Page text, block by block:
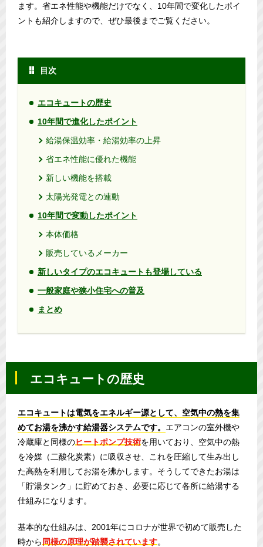
ます。省エネ性能や機能だけでなく、10年間で変化したポイ
ントも紹介しますので、ぜひ最後までご覧ください。
目次
エコキュートの歴史
10年間で進化したポイント
給湯保温効率・給湯効率の上昇
省エネ性能に優れた機能
新しい機能を搭載
太陽光発電との連動
10年間で変動したポイント
本体価格
販売しているメーカー
新しいタイプのエコキュートも登場している
一般家庭や狭小住宅への普及
まとめ
エコキュートの歴史
エコキュートは電気をエネルギー源として、空気中の熱を集
めてお湯を沸かす給湯器システムです。 エアコンの室外機や
冷蔵庫と同様のヒートポンプ技術を用いており、空気中の熱
を冷媒（二酸化炭素）に吸収させ、これを圧縮して生み出し
た高熱を利用してお湯を沸かします。そうしてできたお湯は
「貯湯タンク」に貯めておき、必要に応じて各所に給湯する
仕組みになります。
基本的な仕組みは、2001年にコロナが世界で初めて販売した
時から 同様の原理が踏襲されています。